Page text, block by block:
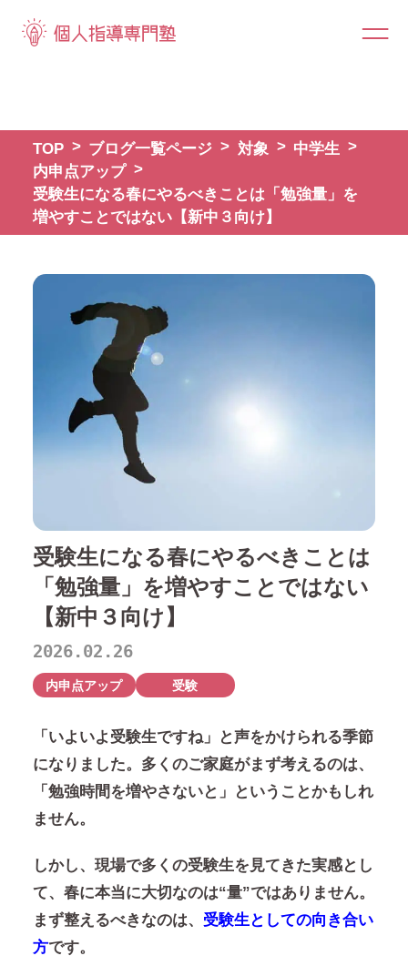
TOP ブログ一覧ページ 対象
中学生
内申点アップ
受験生になる春にやるべきことは「勉強量」を
増やすことではない【新中３向け】
受験生になる春にやるべきことは
「勉強量」を増やすことではない
【新中３向け】
2026.02.26
内申点アップ 受験
「いよいよ受験生ですね」と声をかけられる季節
になりました。多くのご家庭がまず考えるのは、
「勉強時間を増やさないと」ということかもしれ
ません。
しかし、現場で多くの受験生を見てきた実感とし
て、春に本当に大切なのは“量”ではありません。
まず整えるべきなのは、 受験生としての向き合い
方です。